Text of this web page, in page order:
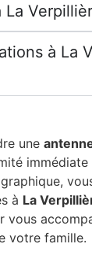
à La
une
à La
vous
votre famille.